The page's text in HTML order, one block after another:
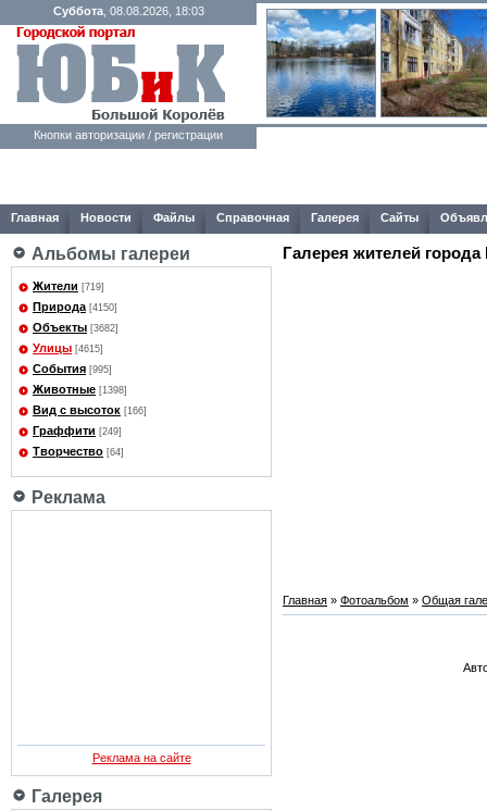
Суббота, 08.08.2026, 18:03
Кнопки авторизации / регистрации
Главная Новости Файлы Справочная Галерея Сайты
Альбомы галереи
Жители [719]
Природа [4150]
Объекты [3682]
Улицы [4615]
События [995]
Животные [1398]
Вид с высоток [166]
Граффити [249]
Творчество [64]
Реклама
Реклама на сайте
Галерея
Галерея жителей города
Главная » Фотоальбом » Общая